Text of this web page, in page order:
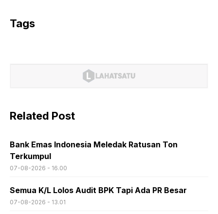
Tags
Related Post
Bank Emas Indonesia Meledak Ratusan Ton
Terkumpul
07-08-2026 - 16.00
Semua K/L Lolos Audit BPK Tapi Ada PR Besar
07-08-2026 - 13.01